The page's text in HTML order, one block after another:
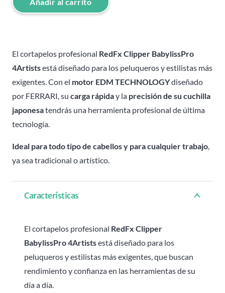
RedFx
4Artists
cantidad
El cortapelos profesional RedFx Clipper BabylissPro
4Artistsestá diseñado para los peluqueros y estilistas más
exigentes. Con el motor EDM TECHNOLOGYdiseñado
por FERRARI, su carga rápiday la precisión de su cuchilla
japonesatendrás una herramienta profesional de última
tecnología.
Ideal para todo tipo de cabellos y para cualquier trabajo,
ya sea tradicional o artístico.
Características
El cortapelos profesional RedFx Clipper
BabylissPro 4Artistsestá diseñado para los
peluqueros y estilistas más exigentes, que buscan
rendimiento y confianza en las herramientas de su
día a día.